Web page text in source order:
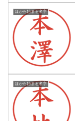
ほから始まる名字
ほから始まる名字